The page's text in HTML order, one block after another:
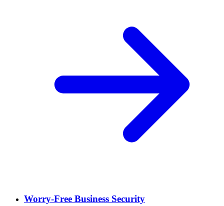
Worry-Free Business Security